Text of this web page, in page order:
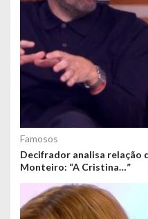
Famosos
Decifrador analisa relação
Monteiro: “A Cristina…”